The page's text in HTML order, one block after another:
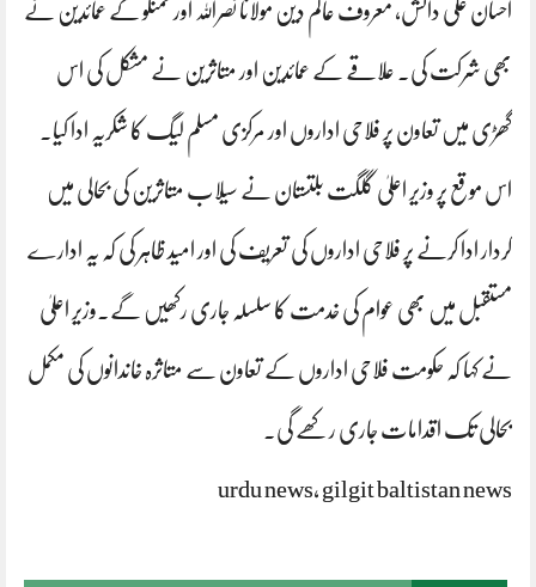
احسان علی دانش، معروف عالم دین مولانا نصراللہ اور کمنگو کے عمائدین نے
بھی شرکت کی۔ علاقے کے عمائدین اور متاثرین نے مشکل کی اس
گھڑی میں تعاون پر فلاحی اداروں اور مرکزی مسلم لیگ کا شکریہ ادا کیا۔
اس موقع پر وزیر اعلیٰ گلگت بلتستان نے سیلاب متاثرین کی بحالی میں
کردار ادا کرنے پر فلاحی اداروں کی تعریف کی اور امید ظاہر کی کہ یہ ادارے
مستقبل میں بھی عوام کی خدمت کا سلسلہ جاری رکھیں گے۔وزیر اعلیٰ
نے کہا کہ حکومت فلاحی اداروں کے تعاون سے متاثرہ خاندانوں کی مکمل
بحالی تک اقدامات جاری رکھے گی۔
urdu news, gilgit baltistan news